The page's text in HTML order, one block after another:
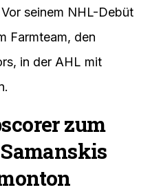
Vor seinem NHL-Debüt
Farmteam, den
in der AHL mit
zum